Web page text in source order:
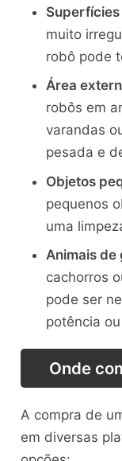
muito
robô pode
Área
robôs em
varandas
pesada e
Objetos
pequenos
uma
Animais
cachorros
pode ser
potência
Onde
A compra de
em diversas